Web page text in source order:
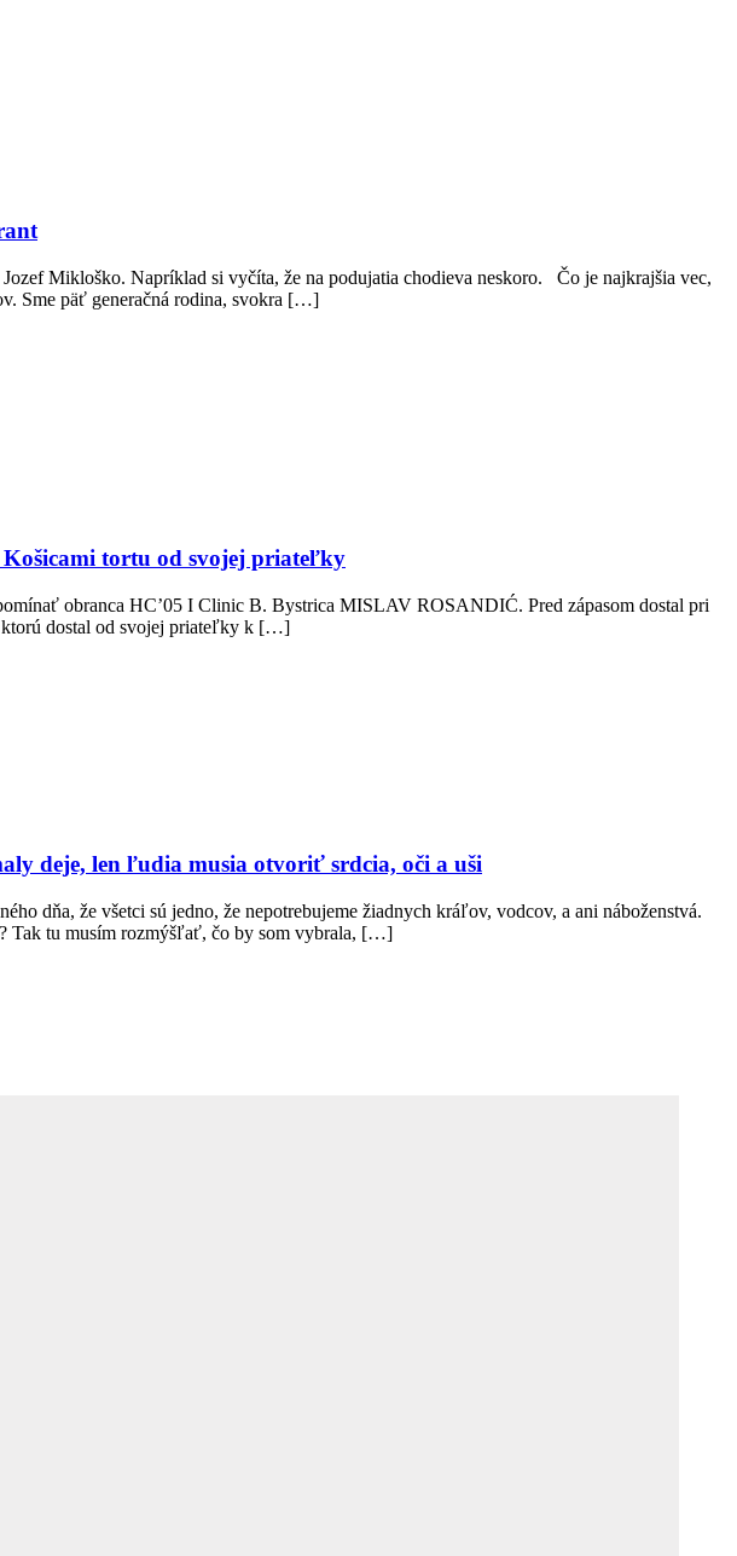
Mikloško. Napríklad si vyčíta, že na podujatia chodieva neskoro. Čo je najkrajšia vec,
Sme päť generačná rodina, svokra […]
tortu od svojej priateľky
obranca HC’05 I Clinic B. Bystrica MISLAV ROSANDIĆ. Pred zápasom dostal pri
ktorú dostal od svojej priateľky k […]
deje, len ľudia musia otvoriť srdcia, oči a uši
dňa, že všetci sú jedno, že nepotrebujeme žiadnych kráľov, vodcov, a ani náboženstvá.
Tak tu musím rozmýšľať, čo by som vybrala, […]